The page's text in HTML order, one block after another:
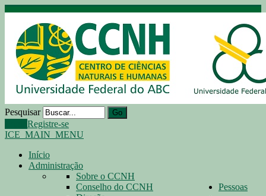
Pesquisar Go
Registre-se
ICE_MAIN_MENU
Início
Administração
Sobre o CCNH
Conselho do CCNH
Pessoas